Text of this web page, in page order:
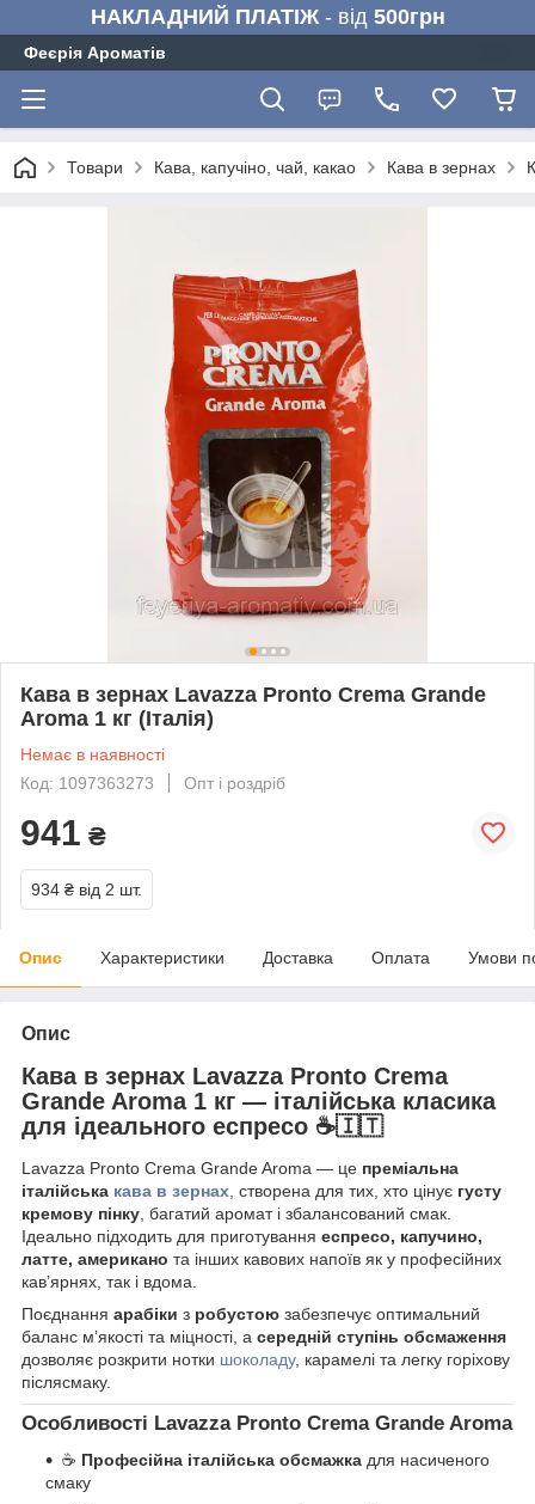
НАКЛАДНИЙ ПЛАТІЖ- від 500грн
Феєрія Ароматів
Товари Кава, капучіно, чай, какао Кава в зернах
Кава в зернах Lavazza Pronto Crema Grande
Aroma 1 кг (Італія)
Немає в наявності
Код: 1097363273
Опт і роздріб
941 ₴
934 ₴ від 2 шт.
Опис Характеристики Доставка Оплата Умови
Опис
Кава в зернах Lavazza Pronto Crema
Grande Aroma 1 кг — італійська класика
для ідеального еспресо ☕🇮🇹
Lavazza Pronto Crema Grande Aroma — це преміальна
італійська кава в зернах, створена для тих, хто цінує густу
кремову пінку, багатий аромат і збалансований смак.
Ідеально підходить для приготування еспресо, капучино,
латте, американо та інших кавових напоїв як у професійних
кав’ярнях, так і вдома.
Поєднання арабіки з робустою забезпечує оптимальний
баланс м’якості та міцності, а середній ступінь обсмаження
дозволяє розкрити нотки шоколаду, карамелі та легку горіхову
післясмаку.
Особливості Lavazza Pronto Crema Grande Aroma
☕ Професійна італійська обсмажка для насиченого
смаку